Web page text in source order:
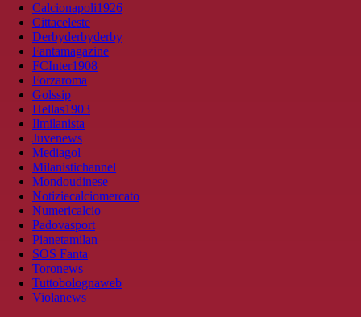
Calcionapoli1926
Cittaceleste
Derbyderbyderby
Fantamagazine
FCInter1908
Forzaroma
Golssip
Hellas1903
Ilmilanista
Juvenews
Mediagol
Milanistichannel
Mondoudinese
Notiziecalciomercato
Numericalcio
Padovasport
Pianetamilan
SOS Fanta
Toronews
Tuttobolognaweb
Violanews